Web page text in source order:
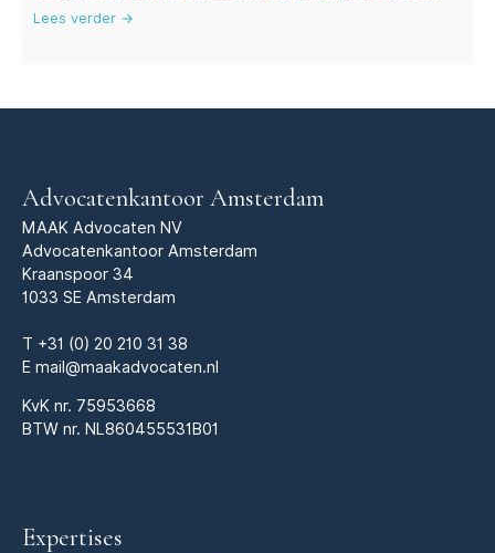
Lees verder →
Advocatenkantoor Amsterdam
MAAK Advocaten NV
Advocatenkantoor Amsterdam
Kraanspoor 34
1033 SE Amsterdam
T +31 (0) 20 210 31 38
E mail@maakadvocaten.nl
KvK nr. 75953668
BTW nr. NL860455531B01
Expertises